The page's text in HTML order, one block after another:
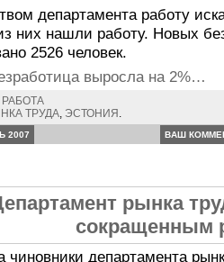
департамента работу
них нашли работу. Новых
2526 человек.
выросла на 2%…
РАБОТА
ТРУДА, ЭСТОНИЯ .
2007 ВАШ
рынка
сокращенным
чиновники департамента